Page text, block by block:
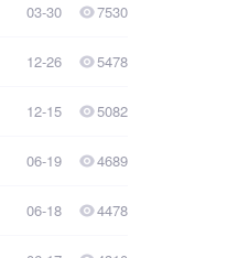
03-30 7530
12-26 5478
12-15 5082
06-19 4689
06-18 4478